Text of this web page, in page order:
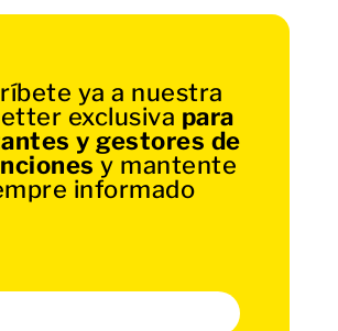
ya a nuestra
exclusiva para
y gestores de
y mantente
informado